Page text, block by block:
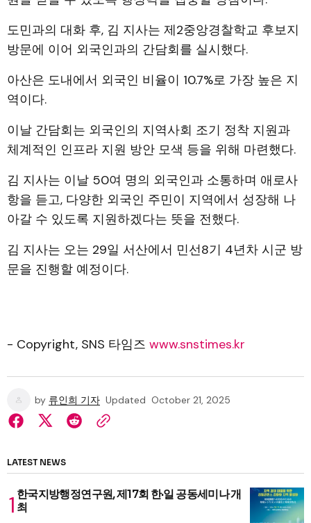
도민과의 대화 후, 김 지사는 제2중앙경찰학교 후보지
방문에 이어 외국인과의 간담회를 실시했다.
아산은 도내에서 외국인 비율이 10.7%로 가장 높은 지
역이다.
이날 간담회는 외국인의 지역사회 조기 정착 지원과
체계적인 인프라 지원 방안 모색 등을 위해 마련했다.
김 지사는 이날 50여 명의 외국인과 소통하며 애로사
항을 듣고, 다양한 외국인 주민이 지역에서 성장해 나
아갈 수 있도록 지원하겠다는 뜻을 전했다.
김 지사는 오는 29일 서산에서 민선8기 4년차 시군 방
문을 진행할 예정이다.
- Copyright, SNS 타임즈 www.snstimes.kr
by 류인희 기자 Updated October 21, 2025
LATEST NEWS
한국지방행정연구원, 제17회 한·일 공동세미나 개
최